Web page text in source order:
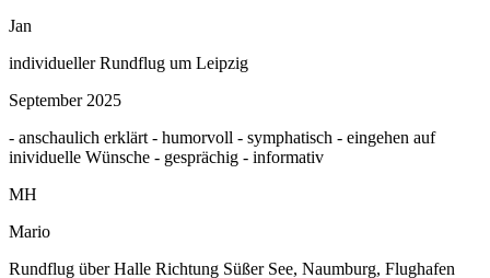
Jan
individueller Rundflug um Leipzig
September 2025
- anschaulich erklärt - humorvoll - symphatisch - eingehen auf
inividuelle Wünsche - gesprächig - informativ
MH
Mario
Rundflug über Halle Richtung Süßer See, Naumburg, Flughafen